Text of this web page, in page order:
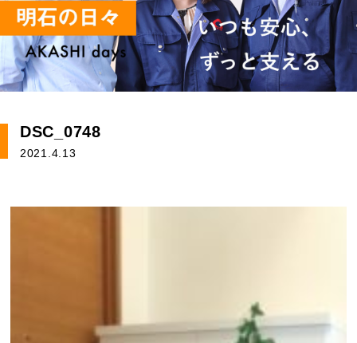
DSC_0748
2021.4.13